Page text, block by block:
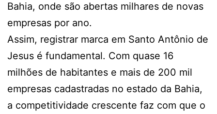
Bahia, onde são abertas milhares de novas
empresas por ano.
Assim, registrar marca em Santo Antônio de
Jesus é fundamental. Com quase 16
milhões de habitantes e mais de 200 mil
empresas cadastradas no estado da Bahia,
a competitividade crescente faz com que o